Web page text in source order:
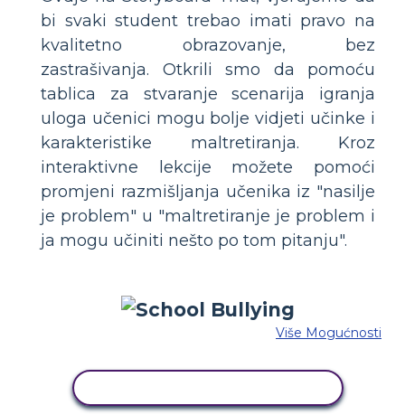
bi svaki student trebao imati pravo na
kvalitetno obrazovanje, bez
zastrašivanja. Otkrili smo da pomoću
tablica za stvaranje scenarija igranja
uloga učenici mogu bolje vidjeti učinke i
karakteristike maltretiranja. Kroz
interaktivne lekcije možete pomoći
promjeni razmišljanja učenika iz "nasilje
je problem" u "maltretiranje je problem i
ja mogu učiniti nešto po tom pitanju".
Više Mogućnosti